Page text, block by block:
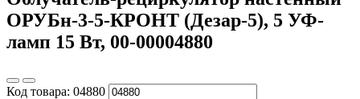
ОРУБн-3-5-КРОНТ (Дезар-5), 5 УФ-
ламп 15 Вт, 00-00004880
Код товара: 04880